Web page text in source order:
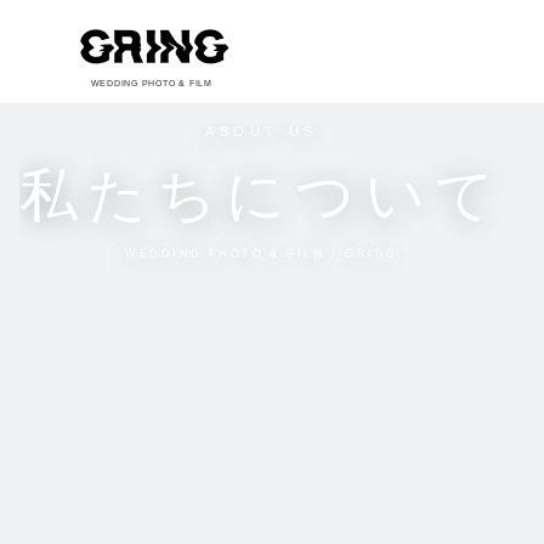
WEDDING PHOTO & FILM
私たちについて